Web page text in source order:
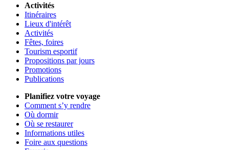
Activités
Itinéraires
Lieux d'intérêt
Activités
Fêtes, foires
Tourism esportif
Propositions par jours
Promotions
Publications
Planifiez votre voyage
Comment s’y rendre
Où dormir
Où se restaurer
Informations utiles
Foire aux questions